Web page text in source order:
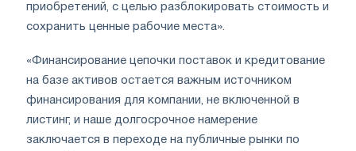
приобретений, с целью разблокировать стоимость и
сохранить ценные рабочие места».
«Финансирование цепочки поставок и кредитование
на базе активов остается важным источником
финансирования для компании, не включенной в
листинг, и наше долгосрочное намерение
заключается в переходе на публичные рынки по